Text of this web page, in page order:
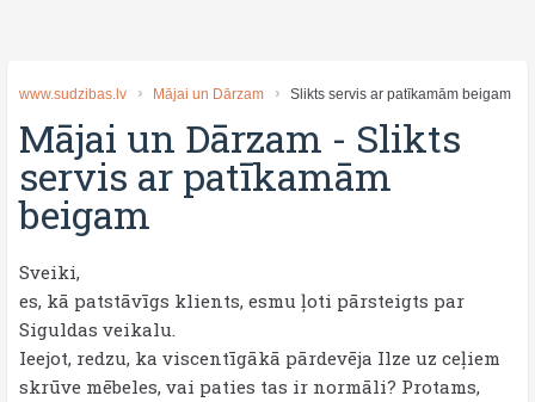
www.sudzibas.lv Mājai un Dārzam Slikts servis ar patīkamām beigam
Mājai un Dārzam - Slikts
servis ar patīkamām
beigam
Sveiki,
es, kā patstāvīgs klients, esmu ļoti pārsteigts par
Siguldas veikalu.
Ieejot, redzu, ka viscentīgākā pārdevēja Ilze uz ceļiem
skrūve mēbeles, vai paties tas ir normāli? Protams,